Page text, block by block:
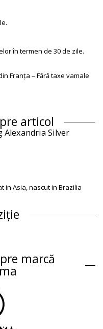
în termen de 30 de zile.
Franța – Fără taxe vamale
articol
Silver
in Asia, nascut in Brazilia
incluse alte accesorii)
marcă